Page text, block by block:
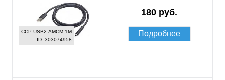
CCP-USB2-AMCM-1M
ID: 303074958
180 руб.
Подробнее